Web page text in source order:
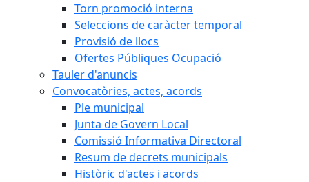
Torn promoció interna
Seleccions de caràcter temporal
Provisió de llocs
Ofertes Públiques Ocupació
Tauler d'anuncis
Convocatòries, actes, acords
Ple municipal
Junta de Govern Local
Comissió Informativa Directoral
Resum de decrets municipals
Històric d'actes i acords